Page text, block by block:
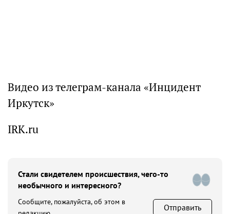
Видео из телеграм-канала «Инцидент
Иркутск»
IRK.ru
Стали свидетелем происшествия, чего-то
необычного и интересного?
Сообщите, пожалуйста, об этом в
Отправить